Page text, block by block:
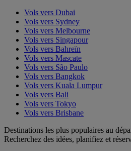
Vols vers Dubai
Vols vers Sydney
Vols vers Melbourne
Vols vers Singapour
Vols vers Bahreïn
Vols vers Mascate
Vols vers São Paulo
Vols vers Bangkok
Vols vers Kuala Lumpur
Vols vers Bali
Vols vers Tokyo
Vols vers Brisbane
Destinations les plus populaires au
Recherchez des idées, planifiez et